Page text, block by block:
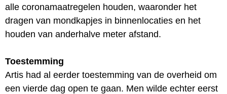
alle coronamaatregelen houden, waaronder het
dragen van mondkapjes in binnenlocaties en het
houden van anderhalve meter afstand.
Toestemming
Artis had al eerder toestemming van de overheid om
een vierde dag open te gaan. Men wilde echter eerst